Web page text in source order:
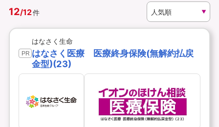
イオンカード会員さま専用保険
12/12件
PR
はなさく生命
はなさく医療 医療終身保険(無解約払戻
金型)(23)